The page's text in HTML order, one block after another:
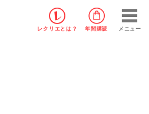
レクリエ とは？ 年間購読 メニュー